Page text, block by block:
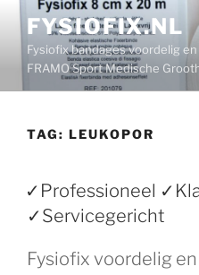
inhoud
FYSIOFIX.NL
Fysiofix bandages voordelig
FRAMO Sport Medische
TAG: LEUKOPOR
✓Professioneel
✓Servicegericht
Fysiofix voordelig